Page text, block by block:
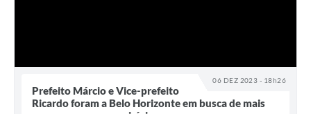
06 DEZ 2023 - 18h26
Prefeito Márcio e Vice-prefeito
Ricardo foram a Belo Horizonte em busca de mais